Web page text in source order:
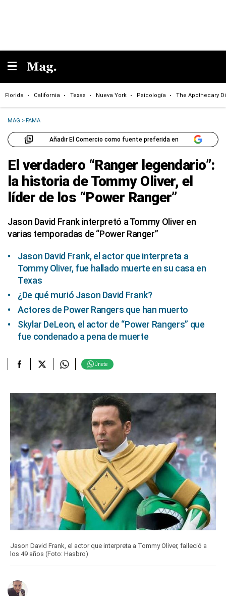
Florida California Texas Nueva York Psicología The Apothecary
MAG >FAMA
Añadir El Comercio como fuente preferida en
El verdadero “Ranger legendario”:
la historia de Tommy Oliver, el
líder de los “Power Ranger”
Jason David Frank interpretó a Tommy Oliver en
varias temporadas de “Power Ranger”
Jason David Frank, el actor que interpreta a
Tommy Oliver, fue hallado muerte en su casa en
Texas
¿De qué murió Jason David Frank?
Actores de Power Rangers que han muerto
Skylar DeLeon, el actor de “Power Rangers” que
fue condenado a pena de muerte
Únete
Jason David Frank, el actor que interpreta a Tommy Oliver, falleció a
los 49 años (Foto: Hasbro)